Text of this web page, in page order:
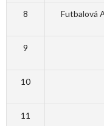
8 Futbalová
9
10
11